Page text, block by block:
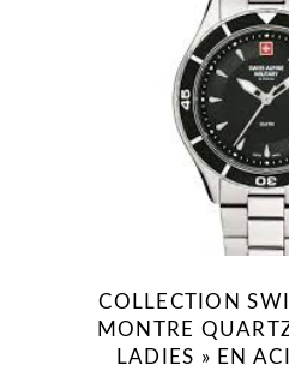
RÉCENT
AU
PLUS
ANCIEN
COLLECTION
MONTRE
LADIES » EN